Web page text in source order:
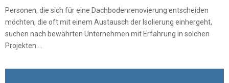
Personen, die sich für eine Dachbodenrenovierung entscheiden
möchten, die oft mit einem Austausch der Isolierung einhergeht,
suchen nach bewährten Unternehmen mit Erfahrung in solchen
Projekten....